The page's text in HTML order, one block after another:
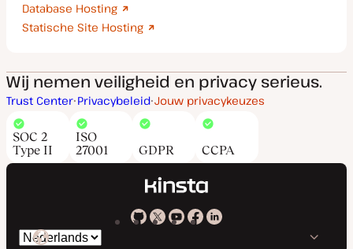
Database Hosting
Statische Site Hosting
Wij nemen veiligheid en privacy serieus.
Trust Center Privacybeleid Jouw privacykeuzes
SOC 2
Type II
ISO
27001
GDPR CCPA
KinstaKinstaKinsta
KinstaKinsta
Selecteer